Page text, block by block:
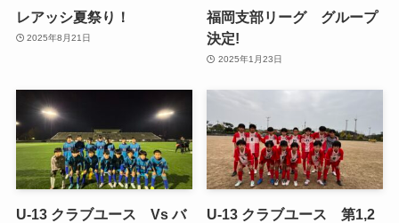
レアッシ夏祭り！
2025年8月21日
福岡支部リーグ グループ
決定!
2025年1月23日
U-13 クラブユース Vs バ
U-13 クラブユース 第1,2